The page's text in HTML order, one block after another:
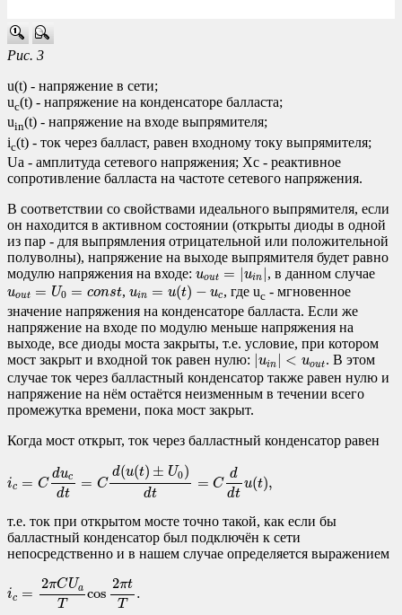
Рис. 3
u(t) - напряжение в сети;
uc(t) - напряжение на конденсаторе балласта;
uin(t) - напряжение на входе выпрямителя;
ic(t) - ток через балласт, равен входному току выпрямителя;
Ua - амплитуда сетевого напряжения; Xc - реактивное
сопротивление балласта на частоте сетевого напряжения.
В соответствии со свойствами идеального выпрямителя, если
он находится в активном состоянии (открыты диоды в одной
из пар - для выпрямления отрицательной или положительной
полуволны), напряжение на выходе выпрямителя будет равно
модулю напряжения на входе: uout = |uin |
uout= uin| , в данном случае
uout = U0 = const
u u t= 0= n st , uin = u(t) − uc
u in=u(t)−uc , где uc - мгновенное
значение напряжения на конденсаторе балласта. Если же
напряжение на входе по модулю меньше напряжения на
выходе, все диоды моста закрыты, т.е. условие, при котором
мост закрыт и входной ток равен нулю: |uin | < uout
|uin|<uo ut
. В этом
случае ток через балластный конденсатор также равен нулю и
напряжение на нём остаётся неизменным в течении всего
промежутка времени, пока мост закрыт.
Когда мост открыт, ток через балластный конденсатор равен
ic = C
duc
dt
= C
d(u(t) ± U0)
dt
= C
d
dt
u(t),
C d(u (t)± U 0)d t= t)
т.е. ток при открытом мосте точно такой, как если бы
балластный конденсатор был подключён к сети
непосредственно и в нашем случае определяется выражением
ic =
2πCUa
T
cos
2πt
T
.
π CUaT πt .